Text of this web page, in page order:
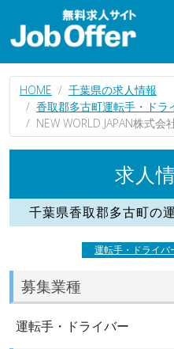
HOME
千葉県の求人情報
香取郡多古町運転手・ドラ
NEW WORLD JAPAN株式会
求人
千葉県香取郡多古町の
運転手・ドライバ
募集業種
運転手・ドライバー